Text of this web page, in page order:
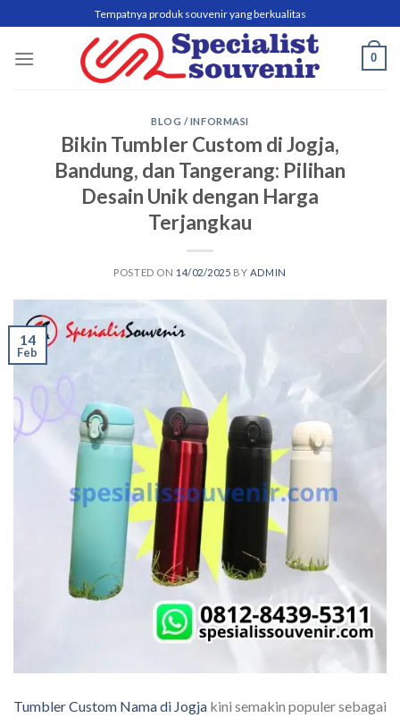
to
content
Tempatnya produk souvenir yang berkualitas
0
BLOG / INFORMASI
Bikin Tumbler Custom di Jogja,
Bandung, dan Tangerang: Pilihan
Desain Unik dengan Harga
Terjangkau
POSTED ON 14/02/2025 BY ADMIN
14
Feb
Tumbler Custom Nama di Jogja kini semakin populer sebagai